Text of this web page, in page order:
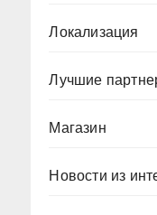
Локализация
Лучшие
Магазин
Новости из